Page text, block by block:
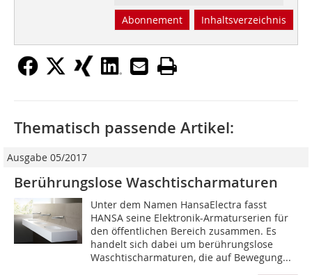
Abonnement Inhaltsverzeichnis
Thematisch passende Artikel:
Ausgabe 05/2017
Berührungslose Waschtischarmaturen
Unter dem Namen HansaElectra fasst
HANSA seine Elektronik-Armaturserien für
den öffentlichen Bereich zusammen. Es
handelt sich dabei um berührungslose
Waschtischarmaturen, die auf Bewegung...